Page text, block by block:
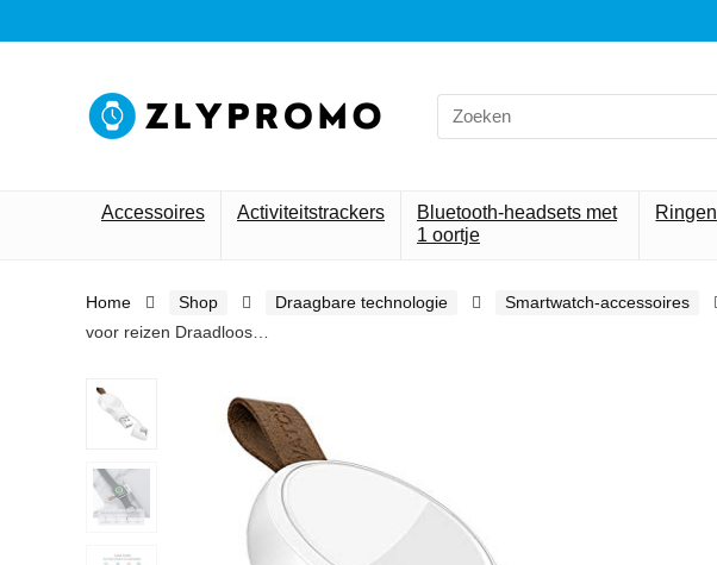
Search
for:
Accessoires Activiteitstrackers
Bluetooth-headsets met
1 oortje
Ringen
Home Shop Draagbare technologie Smartwatch-accessoires
voor reizen Draadloos…